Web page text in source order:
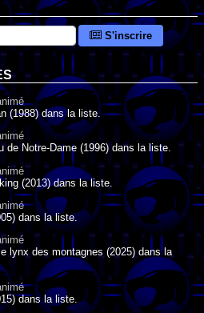
S'inscrire
(1988) dans la liste.
Notre-Dame (1996) dans la liste.
(2013) dans la liste.
dans la liste.
lynx des montagnes (2025) dans la
dans la liste.